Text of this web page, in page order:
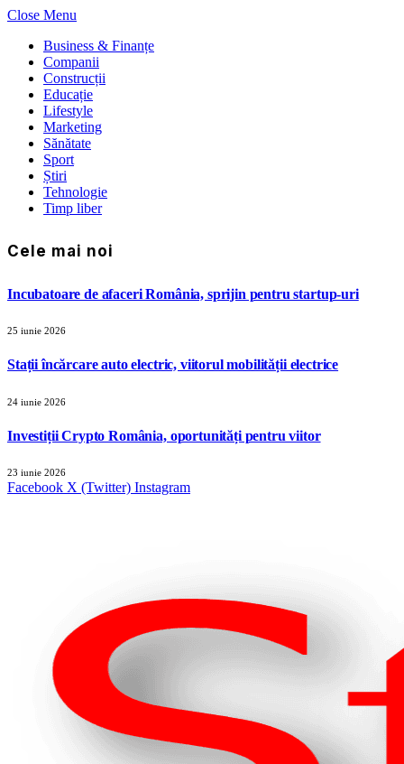
Close Menu
Business & Finanțe
Companii
Construcții
Educație
Lifestyle
Marketing
Sănătate
Sport
Știri
Tehnologie
Timp liber
Cele mai noi
Incubatoare de afaceri România, sprijin pentru startup-uri
25 iunie 2026
Stații încărcare auto electric, viitorul mobilității electrice
24 iunie 2026
Investiții Crypto România, oportunități pentru viitor
23 iunie 2026
Facebook X (Twitter) Instagram